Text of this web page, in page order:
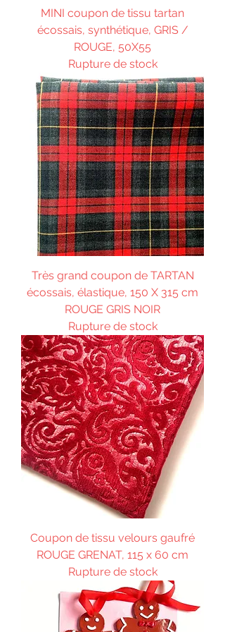
MINI coupon de tissu tartan
écossais, synthétique, GRIS /
ROUGE, 50X55
Rupture de stock
Très grand coupon de TARTAN
écossais, élastique, 150 X 315 cm
ROUGE GRIS NOIR
Rupture de stock
Coupon de tissu velours gaufré
ROUGE GRENAT, 115 x 60 cm
Rupture de stock